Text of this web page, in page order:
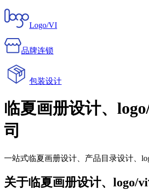
Logo/VI
品牌连锁
包装设计
临夏画册设计、
司
一站式临夏画册设计、产品目录设计、
关于临夏画册设计、logo/